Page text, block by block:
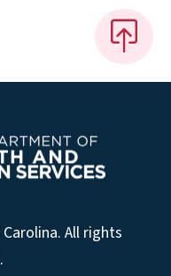
All rights